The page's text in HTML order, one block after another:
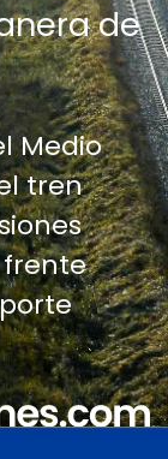
de
Medio
tren